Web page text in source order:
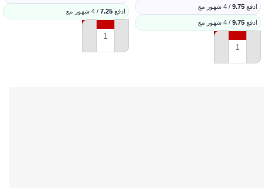
ادفع 9.75 / 4 شهور مع
ادفع 9.75 / 4 شهور مع
إضافة إلى السلة
ادفع 7.25 / 4 شهور مع
إضافة إلى السلة